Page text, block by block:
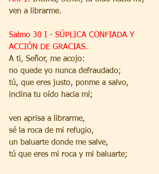
ven a librarme.
Salmo 30 I - SÚPLICA CONFIADA Y
ACCIÓN DE GRACIAS.
A ti, Señor, me acojo:
no quede yo nunca defraudado;
tú, que eres justo, ponme a salvo,
inclina tu oído hacia mí;
ven aprisa a librarme,
sé la roca de mi refugio,
un baluarte donde me salve,
tú que eres mi roca y mi baluarte;